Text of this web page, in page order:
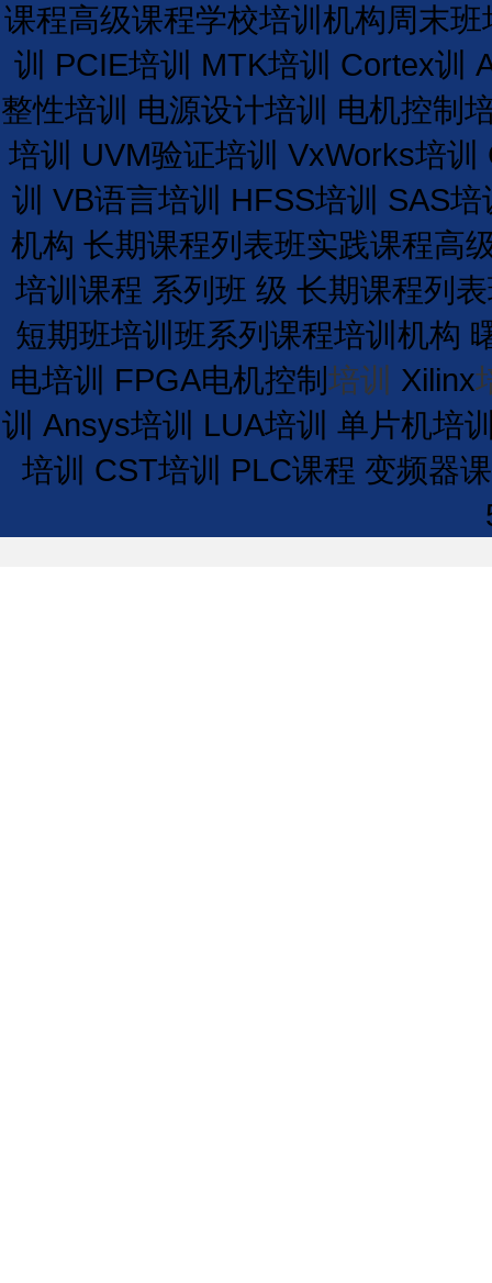
课程高级课程学校培训 机构周末班
训 PCIE培训 MTK培训 Cortex训
整性培训 电源设计培训 电机控制
培训 UVM验证培训 VxWorks培训
训 VB语言培训 HFSS培训 SAS培
机构 长期课程列表班实践课程高
培训课程 系列班 级 长期课程列表
短期班培训 班系列课程培训 机构
电培训 FPGA电机控制 培训 Xilinx
训 Ansys培训 LUA培训 单片机培
培训 CST培训 PLC课程 变频器